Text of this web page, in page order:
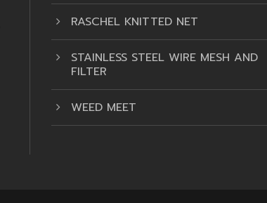
RASCHEL KNITTED NET
STAINLESS STEEL WIRE MESH AND
FILTER
WEED MEET